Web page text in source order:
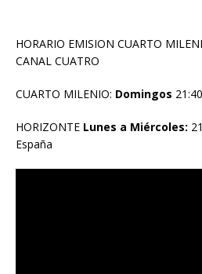
HORARIO EMISION CUARTO
CANAL CUATRO
CUARTO MILENIO: Domingos
HORIZONTE Lunes a Miércoles:
España